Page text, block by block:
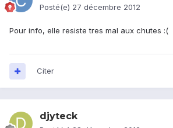
Posté(e) 27 décembre 2012
Pour info, elle resiste tres mal aux chutes :(
Citer
djyteck